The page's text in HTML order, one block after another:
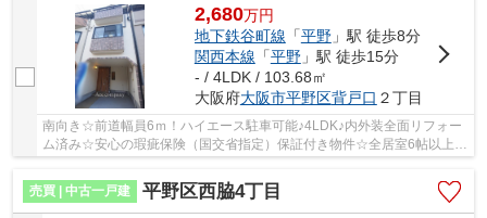
2,680万円
地下鉄谷町線 「平野」駅 徒歩8分
関西本線 「平野」駅 徒歩15分
- / 4LDK / 103.68㎡
大阪府大阪市平野区背戸口 ２丁目
南向き☆前道幅員6ｍ！ハイエース駐車可能♪4LDK♪内外装全面リフォー
ム済み☆安心の瑕疵保険（国交省指定）保証付き物件☆全居室6帖以上
売買 | 中古一戸建
平野区西脇4丁目